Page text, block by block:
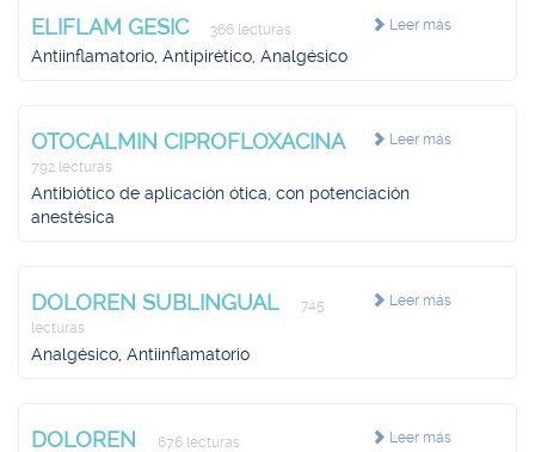
Leer más
ELIFLAM GESIC 366 lecturas
Antiinflamatorio, Antipirético, Analgésico
Leer más
OTOCALMIN CIPROFLOXACINA
792 lecturas
Antibiótico de aplicación ótica, con potenciación
anestésica
Leer más
DOLOREN SUBLINGUAL
745
lecturas
Analgésico, Antiinflamatorio
Leer más
DOLOREN 676 lecturas